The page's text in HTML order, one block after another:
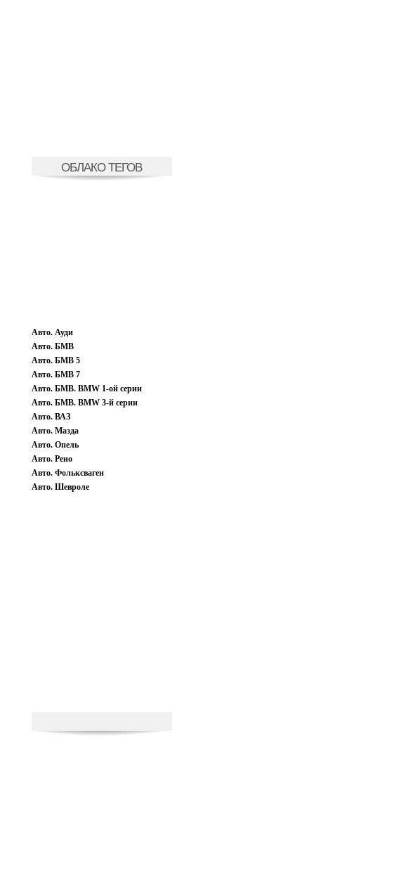
ОБЛАКО ТЕГОВ
Авто. Ауди
Авто. БМВ
Авто. БМВ 5
Авто. БМВ 7
Авто. БМВ. BMW 1-ой серии
Авто. БМВ. BMW 3-й серии
Авто. ВАЗ
Авто. Мазда
Авто. Опель
Авто. Рено
Авто. Фольксваген
Авто. Шевроле